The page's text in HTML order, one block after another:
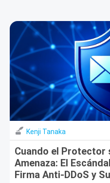
Kenji Tanaka
Cuando el Protector
Amenaza: El
Firma Anti-DDoS y